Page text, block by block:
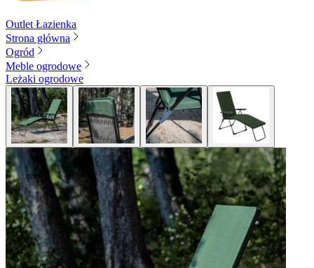
Outlet Łazienka
Strona główna
Ogród
Meble ogrodowe
Leżaki ogrodowe